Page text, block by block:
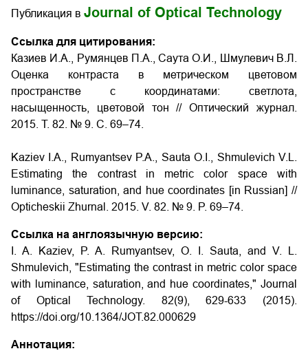
Публикация в Journal of Optical Technology
Ссылка для цитирования:
Казиев И.А., Румянцев П.А., Саута О.И., Шмулевич В.Л.
Оценка контраста в метрическом цветовом
пространстве с координатами: светлота,
насыщенность, цветовой тон// Оптический журнал.
2015. Т. 82. № 9. С. 69–74.
Kaziev I.A., Rumyantsev P.A., Sauta O.I., Shmulevich V.L.
Estimating the contrast in metric color space with
luminance, saturation, and hue coordinates [in Russian] //
Opticheskii Zhurnal. 2015. V. 82. № 9. P. 69–74.
Ссылка на англоязычную версию:
I. A. Kaziev, P. A. Rumyantsev, O. I. Sauta, and V. L.
Shmulevich, "Estimating the contrast in metric color space
with luminance, saturation, and hue coordinates," Journal
of Optical Technology. 82(9), 629-633 (2015).
https://doi.org/10.1364/JOT.82.000629
Аннотация: